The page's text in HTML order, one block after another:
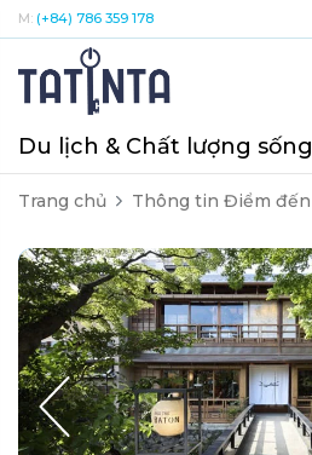
M: (+84) 786 359 178
Du lịch & Chất lượng sống
Trang chủ Thông tin Điểm đến